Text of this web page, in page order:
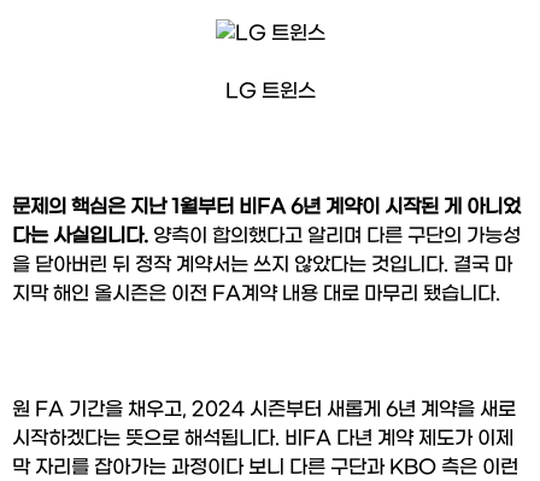
LG 트윈스
문제의 핵심은 지난 1월부터 비FA 6년 계약이 시작된 게 아니었
다는 사실입니다. 양측이 합의했다고 알리며 다른 구단의 가능성
을 닫아버린 뒤 정작 계약서는 쓰지 않았다는 것입니다. 결국 마
지막 해인 올시즌은 이전 FA계약 내용 대로 마무리 됐습니다.
원 FA 기간을 채우고, 2024 시즌부터 새롭게 6년 계약을 새로
시작하겠다는 뜻으로 해석됩니다. 비FA 다년 계약 제도가 이제
막 자리를 잡아가는 과정이다 보니 다른 구단과 KBO 측은 이런